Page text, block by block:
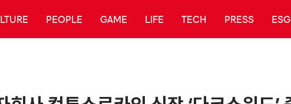
PEOPLE GAME LIFE TECH PRESS ESG